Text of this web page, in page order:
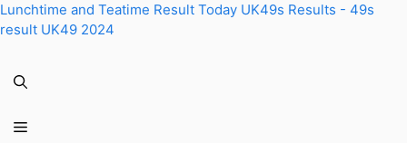
Skip
to
Lunchtime and Teatime Result Today UK49s Results - 49s
result UK49 2024
Menu